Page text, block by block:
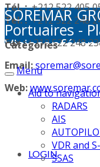
Tél. :+212 522 405
Tél. :+212 522 248
Fax :+212 522 248
Email:
Web:
LOGIN
SOREMAR
Portuaires -
Categories
Menu
Aid to
RADARS
AIS
VDR and
SSAS